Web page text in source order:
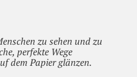
zu sehen und zu
perfekte Wege
dem Papier glänzen.